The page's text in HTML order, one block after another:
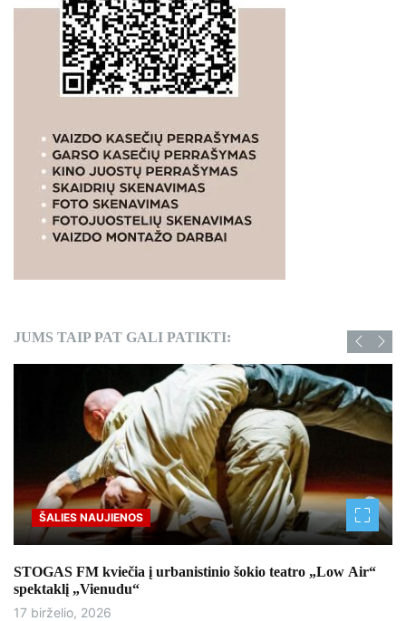
JUMS TAIP PAT GALI PATIKTI:
ŠALIES NAUJIENOS
STOGAS FM kviečia į urbanistinio šokio teatro „Low Air“
spektaklį „Vienudu“
17 birželio, 2026